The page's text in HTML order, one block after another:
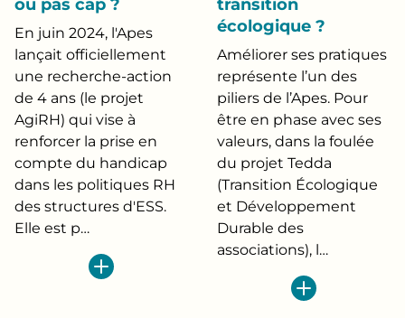
ou pas cap ?
En juin 2024, l'Apes
lançait officiellement
une recherche-action
de 4 ans (le projet
AgiRH) qui vise à
renforcer la prise en
compte du handicap
dans les politiques RH
des structures d'ESS.
Elle est p…
transition
écologique ?
Améliorer ses pratiques
représente l’un des
piliers de l’Apes. Pour
être en phase avec ses
valeurs, dans la foulée
du projet Tedda
(Transition Écologique
et Développement
Durable des
associations), l…